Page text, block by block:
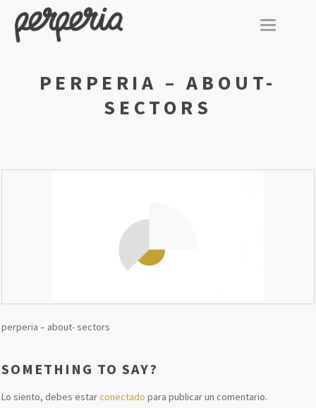
TOGGLE
PERPERIA – ABOUT-
SECTORS
perperia – about- sectors
SOMETHING TO SAY?
Lo siento, debes estarconectado para publicar un comentario.